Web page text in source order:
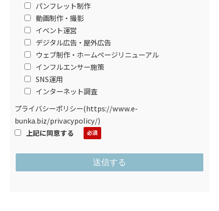
パンフレット制作
動画制作・撮影
イベント運営
デジタル広告・屋外広告
ウェブ制作・ホームページリニューアル
インフルエンサー施策
SNS運用
インターネット調査
プライバシーポリシー(https://www.e-
bunka.biz/privacypolicy/)
上記に同意する